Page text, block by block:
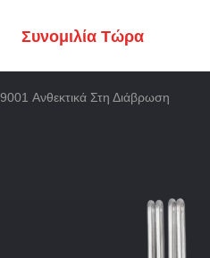
Συνομιλία Τώρα
Ανθεκτικά Στη Διάβρωση